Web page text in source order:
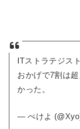
ITストラテジス
おかげで7割は
かった。
— ぺけよ